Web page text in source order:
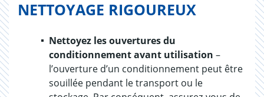
NETTOYAGE RIGOUREUX
Nettoyez les ouvertures du
conditionnement avant utilisation –
l’ouverture d’un conditionnement peut être
souillée pendant le transport ou le